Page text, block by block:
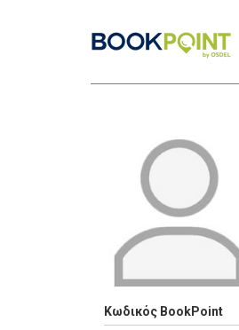
Κωδικός BookPoint